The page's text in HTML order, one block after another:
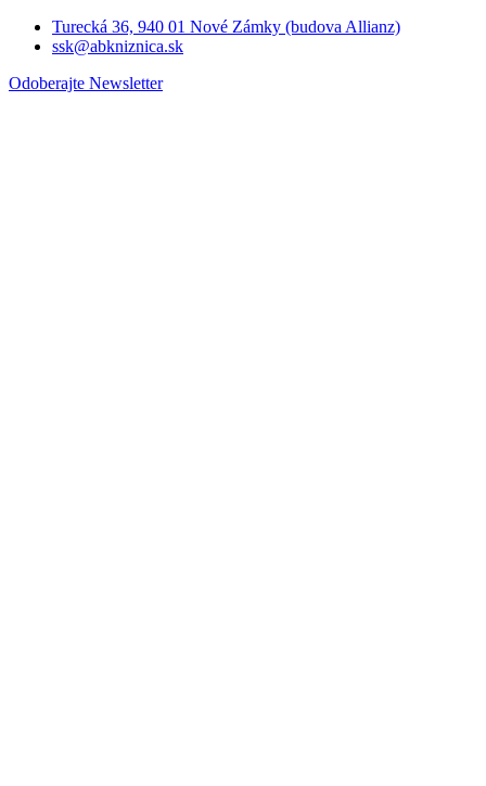
Turecká 36, 940 01 Nové Zámky (budova Allianz)
ssk@abkniznica.sk
Odoberajte Newsletter